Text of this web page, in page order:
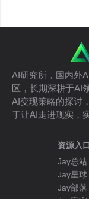
AI研究所，国内外
区，长期深耕于AI
AI变现策略的探讨
于让AI走进现实，
资源入口
Jay总站
Jay星球
Jay部落